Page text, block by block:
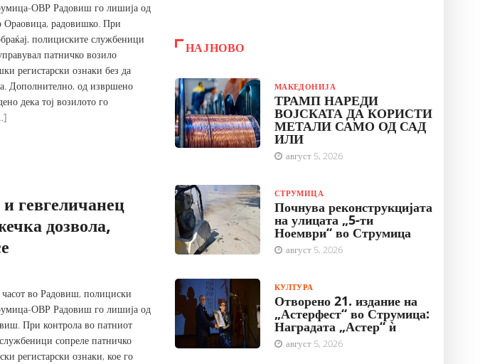
ОВР Радовиш го лишија од
Ораовица, радовишко. При
полициските службеници
патничко возило
регистарски ознаки без да
Дополнително, од извршено
дека тој возилото го
гевгеличанец
дозвола,
во Радовиш, полициски
ОВР Радовиш го лишија од
При контрола во патниот
сопреле патничко
регистарски ознаки, кое го
НАЈНОВО
МАКЕДОНИЈА
ТРАМП НАРЕДИ
ВОЈСКАТА ДА КОРИСТИ
МЕТАЛИ САМО ОД САД
ИЛИ
август 5, 2026
СТРУМИЦА
Почнува реконструкцијата
на улицата „5-ти
Ноември“ во Струмица
август 5, 2026
КУЛТУРА
Отворено 21. издание на
„Астерфест“ во Струмица:
Наградата „Астер“ ѝ
август 5, 2026